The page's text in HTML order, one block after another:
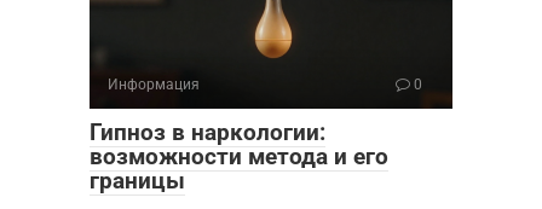
Информация 0
Гипноз в наркологии:
возможности метода и его
границы